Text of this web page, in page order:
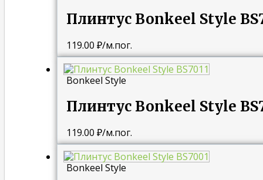
Плинтус Bonkeel Style
119.00 ₽/м.пог.
Bonkeel Style
Плинтус Bonkeel Style
119.00 ₽/м.пог.
Bonkeel Style